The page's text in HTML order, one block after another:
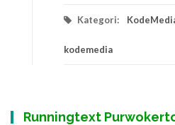
Kategori:
kodemedia
Runningtext